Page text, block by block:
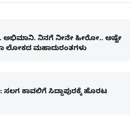
ಅಭಿಮಾನಿ. ನಿನಗೆ ನೀನೇ ಹೀರೋ.. ಅಷ್ಟೇ
ಲೋಕದ ಮಹಾದುರಂತಗಳು
: ಸಲಗ ಕಾವಲಿಗೆ ಸಿದ್ದಾಪುರಕ್ಕೆ ಹೊರಟ